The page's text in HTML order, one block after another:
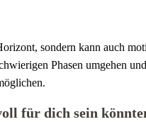
sondern kann auch
Phasen umgehen
für dich sein